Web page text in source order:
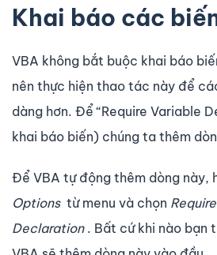
Khai báo các
VBA không bắt buộc khai báo
nên thực hiện thao tác này để
dàng hơn. Để “Require Variable
khai báo biến) chúng ta thêm
Để VBA tự động thêm dòng này,
Options từ menu và chọn
Declaration. Bất cứ khi nào bạn